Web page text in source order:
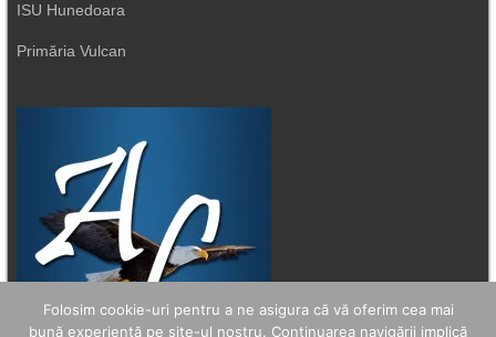
ISU Hunedoara
Primăria Vulcan
Folosim cookie-uri pentru a ne asigura că vă oferim cea mai
bună experiență pe site-ul nostru. Continuarea navigării implică